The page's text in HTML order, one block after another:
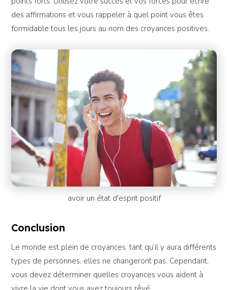
des affirmations et vous rappeler à quel point vous êtes
formidable tous les jours au nom des croyances positives.
avoir un état d'esprit positif
Conclusion
Le monde est plein de croyances, tant qu’il y aura différents
types de personnes, elles ne changeront pas. Cependant,
vous devez déterminer quelles croyances vous aident à